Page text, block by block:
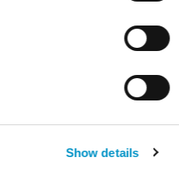
Show details
€141,75